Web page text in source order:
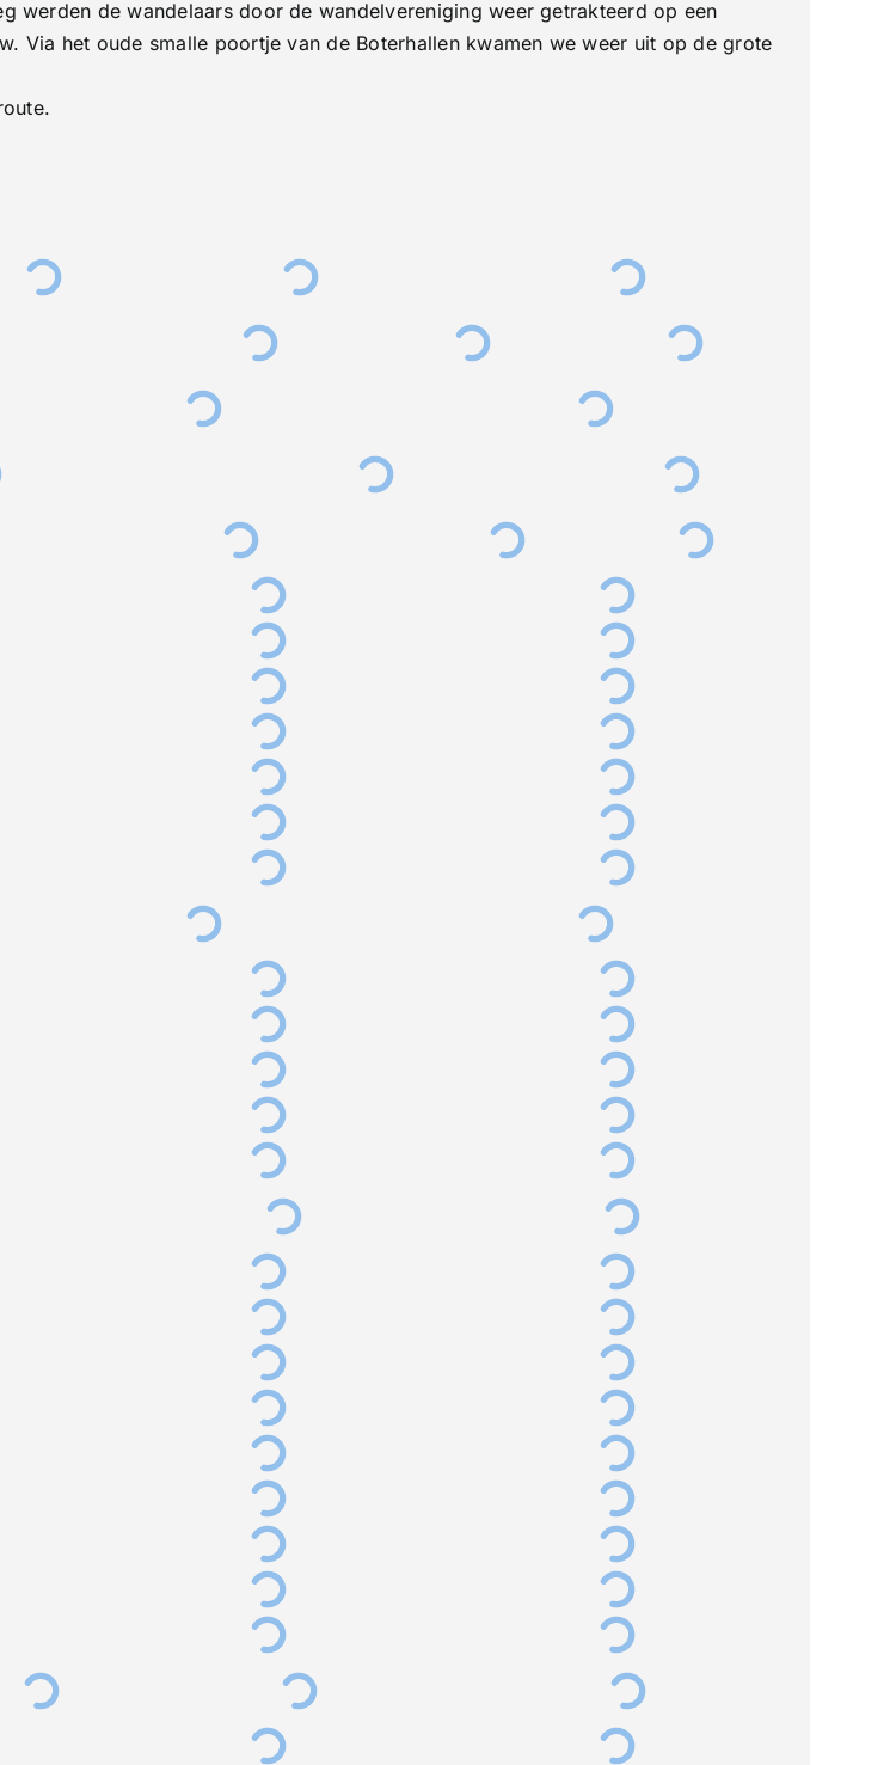
werden de wandelaars door de wandelvereniging weer getrakteerd op een
Via het oude smalle poortje van de Boterhallen kwamen we weer uit op de grote